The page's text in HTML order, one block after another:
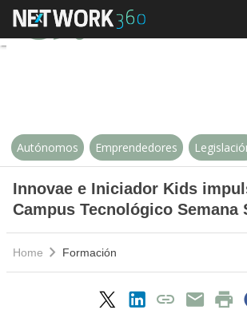
Innovae e
Autónomos Emprendedores
Innovae e Iniciador Kids
Campus Tecnológico Semana
Home Formación